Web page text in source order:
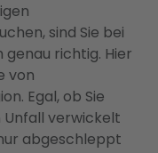
sind Sie bei
richtig. Hier
von
Egal, ob Sie
Unfall verwickelt
abgeschleppt